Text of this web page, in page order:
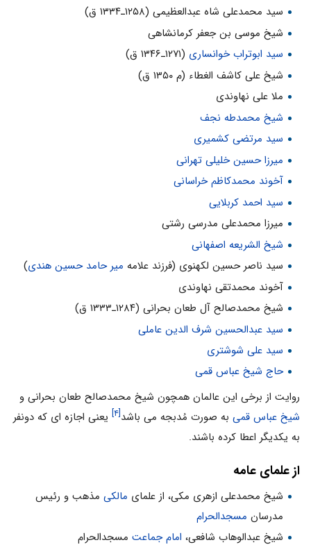
سید محمدعلی شاه عبدالعظیمی (۱۲۵۸ـ۱۳۳۴ ق)
شیخ موسی بن جعفر کرمانشاهی
سید ابوتراب خوانساری (۱۲۷۱ـ۱۳۴۶ ق)
شیخ علی کاشف الغطاء (م ۱۳۵۰ ق)
ملا علی نهاوندی
شیخ محمدطه نجف
سید مرتضی کشمیری
میرزا حسین خلیلی تهرانی
آخوند محمدکاظم خراسانی
سید احمد کربلایی
میرزا محمدعلی مدرسی رشتی
شیخ الشریعه اصفهانی
سید ناصر حسین لکهنوی (فرزند علامه میر حامد حسین هندی)
آخوند محمدتقی نهاوندی
شیخ محمدصالح آل طعان بحرانی (۱۲۸۴ـ۱۳۳۳ ق)
سید عبدالحسین شرف الدین عاملی
سید علی شوشتری
حاج شیخ عباس قمی
روایت از برخی این عالمان همچون شیخ محمدصالح طعان بحرانی و
شیخ عباس قمی به صورت مُدبجه می باشد[۴]
یعنی اجازه ای که دونفر
به یکدیگر اعطا کرده باشند.
از علمای عامه
شیخ محمدعلی ازهری مکی، از علمای مالکیمذهب و رئیس
مدرسان مسجدالحرام
شیخ عبدالوهاب شافعی، امام جماعتمسجدالحرام